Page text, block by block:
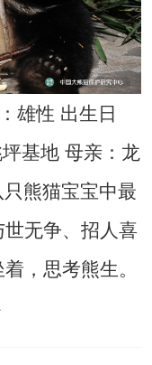
雄性 出生日
基地 母亲：龙
只熊猫宝宝中最
无争、招人喜
，思考熊生。